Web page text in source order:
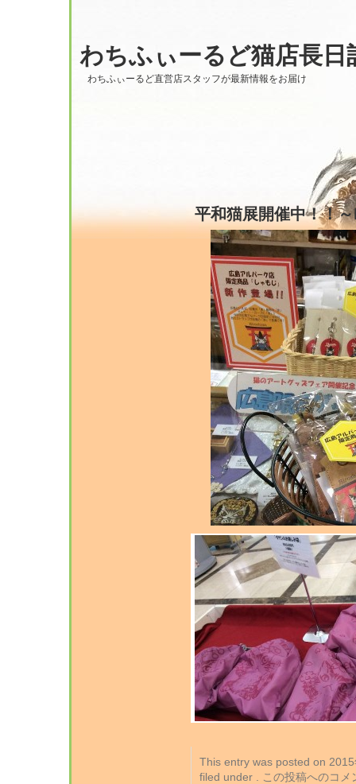
わちふぃーるど猫店長日
わちふぃーるど直営店スタッフが最新情報をお届け
平和猫展開催中！！
This entry was posted on
filed under . この投稿へのコ